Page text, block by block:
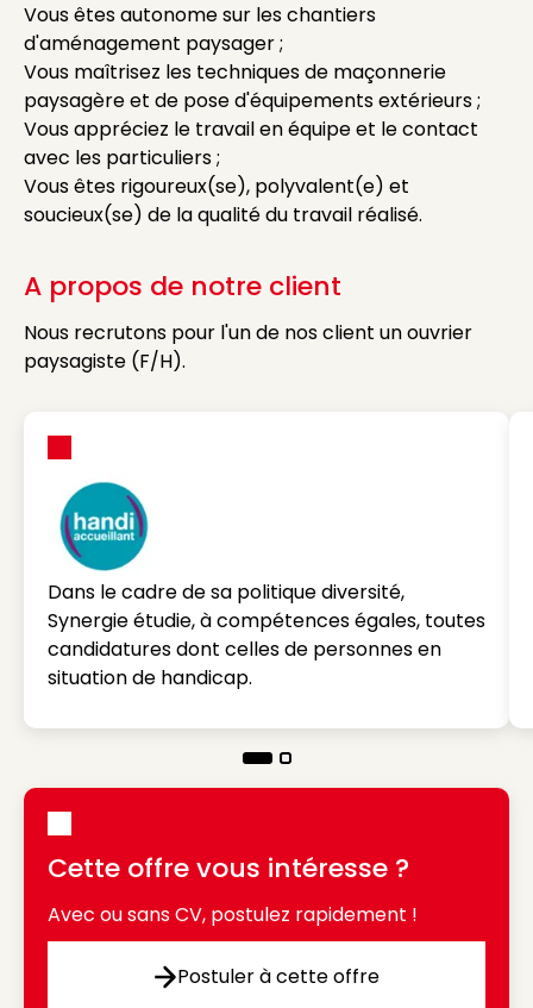
Vous êtes autonome sur les chantiers
d'aménagement paysager ;
Vous maîtrisez les techniques de maçonnerie
paysagère et de pose d'équipements extérieurs ;
Vous appréciez le travail en équipe et le contact
avec les particuliers ;
Vous êtes rigoureux(se), polyvalent(e) et
soucieux(se) de la qualité du travail réalisé.
A propos de notre client
Nous recrutons pour l'un de nos client un ouvrier
paysagiste (F/H).
Dans le cadre de sa politique diversité,
Synergie étudie, à compétences égales, toutes
candidatures dont celles de personnes en
situation de handicap.
Cette offre vous intéresse ?
Avec ou sans CV, postulez rapidement !
Postuler à cette offre
Postuler à cette offre